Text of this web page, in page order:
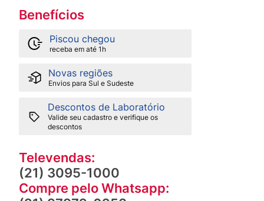
Benefícios
Piscou chegou
receba em até 1h
Novas regiões
Envios para Sul e Sudeste
Descontos de Laboratório
Valide seu cadastro e verifique os
descontos
Televendas:
(21) 3095-1000
Compre pelo Whatsapp: